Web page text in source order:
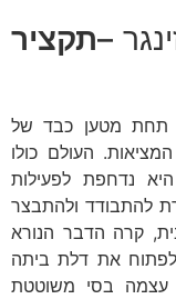
–תקציר
תחת מטען כבד של
העולם כולו
היא נדחפת לפעילות
להתבודד ולהתבצר
קרה הדבר הנורא
את דלת ביתה
עצמה בסי משוטטת